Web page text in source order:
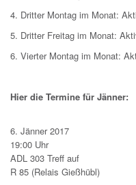
4. Dritter Montag im Monat:
5. Dritter Freitag im Monat:
6. Vierter Montag im Monat:
Hier die Termine für Jänner:
6. Jänner 2017
19:00 Uhr
ADL 303 Treff auf
R 85 (Relais Gießhübl)